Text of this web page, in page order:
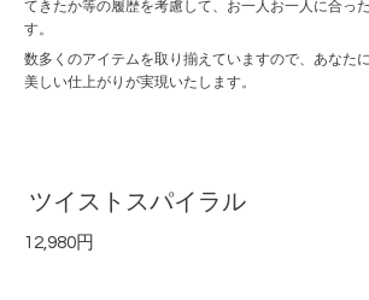
てきたか等の履歴を考慮して、お一人お一人に合っ
す。
数多くのアイテムを取り揃えていますので、あなた
美しい仕上がりが実現いたします。
ツイストスパイラル
12,980円